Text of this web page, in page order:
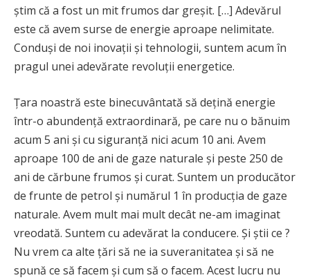
știm că a fost un mit frumos dar greșit. […] Adevărul
este că avem surse de energie aproape nelimitate.
Conduși de noi inovații și tehnologii, suntem acum în
pragul unei adevărate revoluții energetice.
Țara noastră este binecuvântată să dețină energie
într-o abundență extraordinară, pe care nu o bănuim
acum 5 ani și cu siguranță nici acum 10 ani. Avem
aproape 100 de ani de gaze naturale și peste 250 de
ani de cărbune frumos și curat. Suntem un producător
de frunte de petrol și numărul 1 în producția de gaze
naturale. Avem mult mai mult decât ne-am imaginat
vreodată. Suntem cu adevărat la conducere. Și știi ce ?
Nu vrem ca alte țări să ne ia suveranitatea și să ne
spună ce să facem și cum să o facem. Acest lucru nu